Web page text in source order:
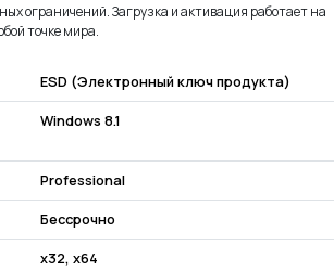
ограничений. Загрузка и активация работает на
точке мира.
ESD (Электронный ключ продукта)
Windows 8.1
Professional
Бессрочно
x32, x64